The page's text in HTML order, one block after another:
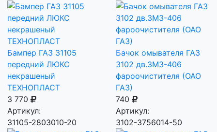
Бампер ГАЗ 31105
передний ЛЮКС
некрашеный
ТЕХНОПЛАСТ
3 770
Артикул:
31105-2803010-20
Бачок омывателя ГАЗ
3102 дв.ЗМЗ-406
фароочистителя (ОАО
ГАЗ)
740
Артикул:
3102-3756014-50